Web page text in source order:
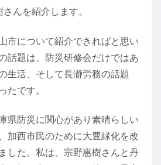
んを紹介します。
市について紹介できればと思い
話題は、防災研修会だけではあ
生活、そして長瀞労務の話題
たです。
県防災に関心があり素晴らしい
加西市民のために大豊緑化を改
した。私は、宗野惠樹さんと丹